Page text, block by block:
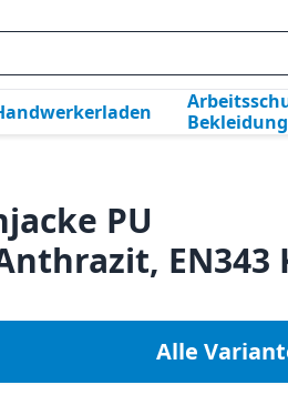
Bekleidung
PU
EN343
Alle